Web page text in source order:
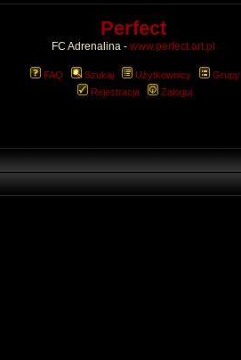
Perfect
FC Adrenalina - www.perfect.art.pl
FAQ Szukaj Użytkownicy
Grupy
Rejestracja
Zaloguj